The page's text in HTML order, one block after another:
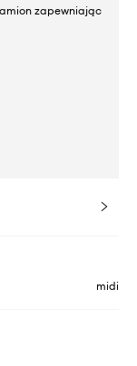
zapewniając
midi